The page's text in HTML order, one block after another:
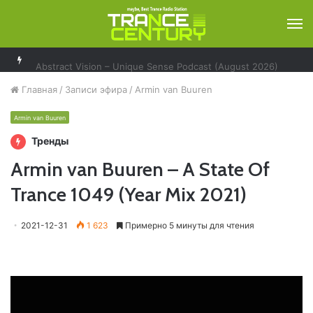
Главная / Записи эфира / Armin van Buuren
Armin van Buuren
Тренды
Armin van Buuren – A State Of
Trance 1049 (Year Mix 2021)
2021-12-31 1 623 Примерно 5 минуты для чтения